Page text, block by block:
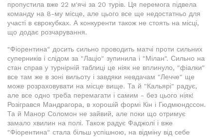
пропустила вже 22 м'ячі за 20 турів. Ця перемога підвела
команду на 8-му місце, але цього все ще недостатньо для
участі в єврокубках. А конкуренти також не стоять на місці,
що додає розчарування.
"Фіорентина" досить сильно проводить матчі проти сильних
суперників і слідом за "Лаціо" зупинила і "Мілан". Сильно на
стан справ у турнірній таблиці це ніяк не вплинуло, "фіалки"
все там же в зоні вильоту і завдяки невдачам "Лечче" ще
може розраховувати на місце вище. Та й "Кальярі" радує,
але все одно треба перемагати і самим - без цього ніяк!
Розігрався Мандрагора, в хорошій формі Кін і Гюдмюндссон.
Та й Манор Соломон не зайвий, але поки що отримує
замало хвилин на полі. Також радує Фаджолі і вже
"Фіорентина" стала більш успішною, на відміну від себе